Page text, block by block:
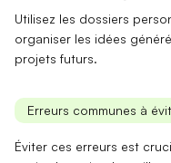
Utilisez les dossiers
organiser les idées
projets futurs.
Erreurs communes à
Éviter ces erreurs est